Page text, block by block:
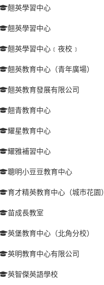
翹英學習中心
翹英學習中心
翹英學習中心﹝夜校﹞
翹英教育中心（青年廣場）
翹英教育發展有限公司
翹青教育中心
耀星教育中心
耀雅補習中心
聰明小豆豆教育中心
育才精英教育中心（城巿花園）
苗成長教室
英堡教育中心（北角分校）
英明教育中心有限公司
英智傑英語學校